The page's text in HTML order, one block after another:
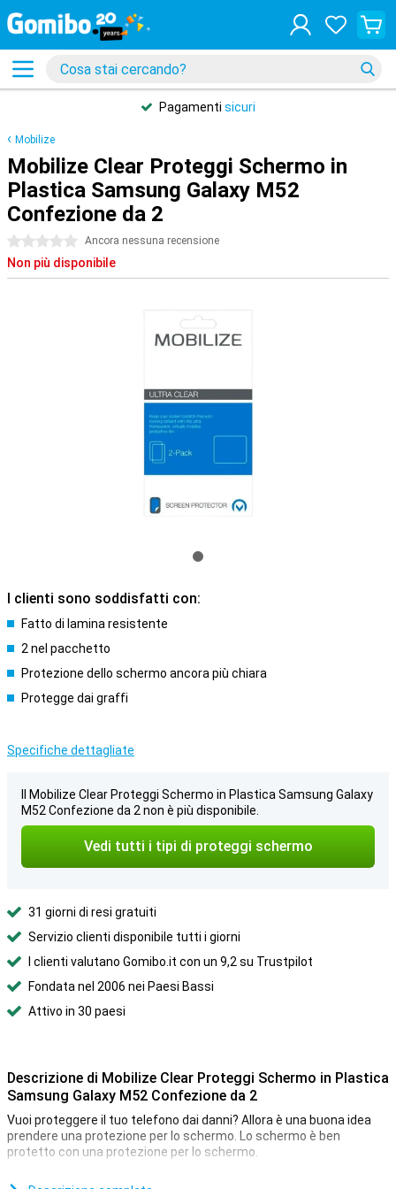
Pagamenti sicuri
Mobilize
Mobilize Clear Proteggi Schermo in
Plastica Samsung Galaxy M52
Confezione da 2
0 stelle Ancora nessuna recensione
Non più disponibile
I clienti sono soddisfatti con:
Fatto di lamina resistente
2 nel pacchetto
Protezione dello schermo ancora più chiara
Protegge dai graffi
Specifiche dettagliate
Il Mobilize Clear Proteggi Schermo in Plastica Samsung Galaxy
M52 Confezione da 2 non è più disponibile.
Vedi tutti i tipi di proteggi schermo
31 giorni di resi gratuiti
Servizio clienti disponibile tutti i giorni
I clienti valutano Gomibo.it con un 9,2 su Trustpilot
Fondata nel 2006 nei Paesi Bassi
Attivo in 30 paesi
Descrizione di Mobilize Clear Proteggi Schermo in Plastica
Samsung Galaxy M52 Confezione da 2
Vuoi proteggere il tuo telefono dai danni? Allora è una buona idea
prendere una protezione per lo schermo. Lo schermo è ben
protetto con una protezione per lo schermo.